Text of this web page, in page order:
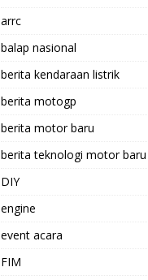
arrc
balap nasional
berita kendaraan listrik
berita motogp
berita motor baru
berita teknologi motor baru
DIY
engine
event acara
FIM